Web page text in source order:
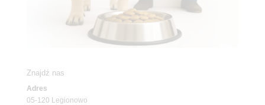
Znajdź nas
Adres
05-120 Legionowo